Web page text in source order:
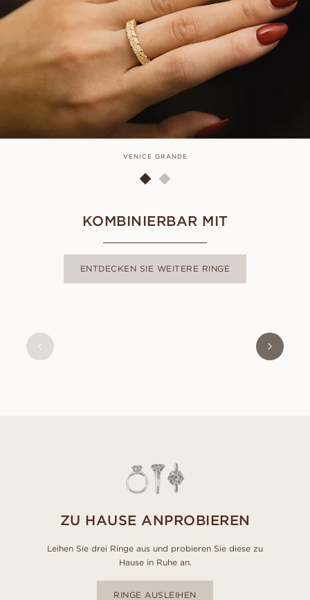
VENICE GRANDE
KOMBINIERBAR MIT
ENTDECKEN SIE WEITERE RINGE
ZU HAUSE ANPROBIEREN
Leihen Sie drei Ringe aus und probieren Sie diese zu
Hause in Ruhe an.
RINGE AUSLEIHEN